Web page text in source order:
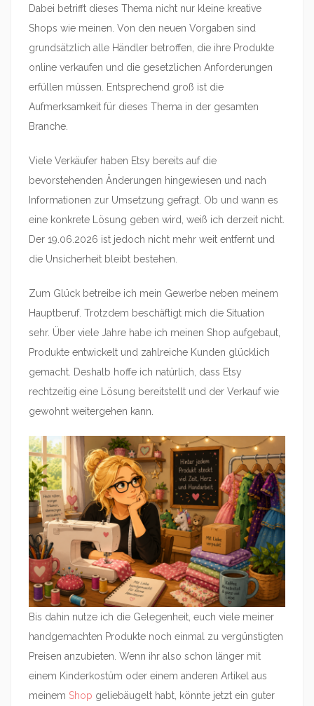
Dabei betrifft dieses Thema nicht nur kleine kreative
Shops wie meinen. Von den neuen Vorgaben sind
grundsätzlich alle Händler betroffen, die ihre Produkte
online verkaufen und die gesetzlichen Anforderungen
erfüllen müssen. Entsprechend groß ist die
Aufmerksamkeit für dieses Thema in der gesamten
Branche.
Viele Verkäufer haben Etsy bereits auf die
bevorstehenden Änderungen hingewiesen und nach
Informationen zur Umsetzung gefragt. Ob und wann es
eine konkrete Lösung geben wird, weiß ich derzeit nicht.
Der 19.06.2026 ist jedoch nicht mehr weit entfernt und
die Unsicherheit bleibt bestehen.
Zum Glück betreibe ich mein Gewerbe neben meinem
Hauptberuf. Trotzdem beschäftigt mich die Situation
sehr. Über viele Jahre habe ich meinen Shop aufgebaut,
Produkte entwickelt und zahlreiche Kunden glücklich
gemacht. Deshalb hoffe ich natürlich, dass Etsy
rechtzeitig eine Lösung bereitstellt und der Verkauf wie
gewohnt weitergehen kann.
Bis dahin nutze ich die Gelegenheit, euch viele meiner
handgemachten Produkte noch einmal zu vergünstigten
Preisen anzubieten. Wenn ihr also schon länger mit
einem Kinderkostüm oder einem anderen Artikel aus
meinem Shop geliebäugelt habt, könnte jetzt ein guter